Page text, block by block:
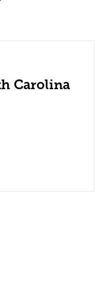
Carolina